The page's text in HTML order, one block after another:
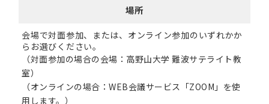
場所
会場で対面参加、または、オンライン参加のいずれかか
らお選びください。
（対面参加の場合の会場：高野山大学 難波サテライト教
室）
（オンラインの場合：WEB会議サービス「ZOOM」を使
用します。）